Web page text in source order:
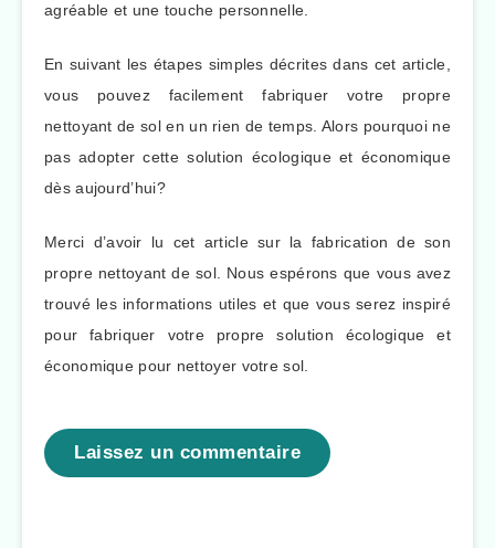
agréable et une touche personnelle.
En suivant les étapes simples décrites dans cet article,
vous pouvez facilement fabriquer votre propre
nettoyant de sol en un rien de temps. Alors pourquoi ne
pas adopter cette solution écologique et économique
dès aujourd’hui?
Merci d’avoir lu cet article sur la fabrication de son
propre nettoyant de sol. Nous espérons que vous avez
trouvé les informations utiles et que vous serez inspiré
pour fabriquer votre propre solution écologique et
économique pour nettoyer votre sol.
Laissez un commentaire